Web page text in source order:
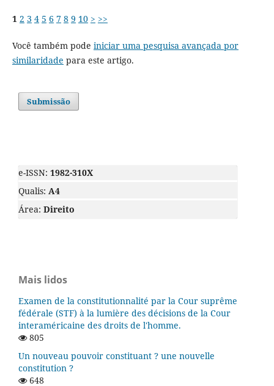
1 2 3 4 5 6 7 8 9 10 > >>
Você também pode iniciar uma pesquisa avançada por
similaridade para este artigo.
Submissão
e-ISSN: 1982-310X
Qualis: A4
Área: Direito
Mais lidos
Examen de la constitutionnalité par la Cour suprême
fédérale (STF) à la lumière des décisions de la Cour
interaméricaine des droits de l'homme.
805
Un nouveau pouvoir constituant ? une nouvelle
constitution ?
648